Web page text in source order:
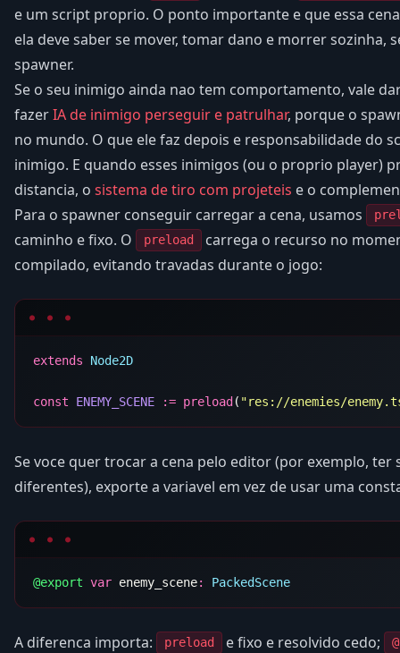
e um script proprio. O ponto importante e que essa
ela deve saber se mover, tomar dano e morrer sozinha,
spawner.
Se o seu inimigo ainda nao tem comportamento, vale
fazerIA de inimigo perseguir e patrulhar, porque o
no mundo. O que ele faz depois e responsabilidade do
inimigo. E quando esses inimigos (ou o proprio player)
distancia, o sistema de tiro com projeteis e o
Para o spawner conseguir carregar a cena, usamos
caminho e fixo. O preload
carrega o recurso no
compilado, evitando travadas durante o jogo:
extends
const ENEMY_SCENE := preload( "res://enemies/
Se voce quer trocar a cena pelo editor (por exemplo, ter
diferentes), exporte a variavel em vez de usar uma
@export var enemy_scene:
A diferenca importa: preload e fixo e resolvido cedo;